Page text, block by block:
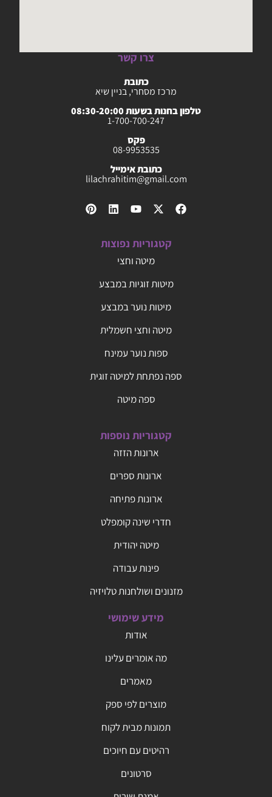
צרו קשר
כתובת
מרכז מסחרי, בניין שיא
טלפון בחנות בשעות 08:30-20:00
1-700-700-247
פקס
08-9953535
כתובת אימייל
lilachrahitim@gmail.com
קטגוריות נפוצות
מיטה וחצי
מיטות זוגיות במבצע
מיטות נוער במבצע
מיטה וחצי חשמלית
ספות נוער עמינח
ספה נפתחת למיטה זוגית
ספה מיטה
קטגוריות נוספות
ארונות הזזה
ארונות ספרים
ארונות פתיחה
חדרי שינה קומפלט
מיטה יהודית
פינות עבודה
מזנונים ושולחנות טלויזיה
מידע שימושי
אודות
מה אומרים עלינו
מאמרים
מוצרים לפי ספק
תמונות מבית לקוח
רהיטים עם חיוכים
סרטונים